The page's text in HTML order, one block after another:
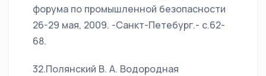
форума по промышленной безопасности
26-29 мая, 2009. -Санкт-Петебург.- с.62-
68.
32.Полянский В. А. Водородная